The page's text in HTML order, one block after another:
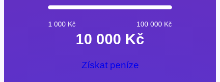
1 000 Kč 100 000 Kč
10 000 Kč
Získat peníze